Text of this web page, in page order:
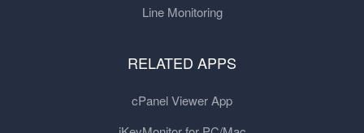
Line Monitoring
RELATED APPS
cPanel Viewer App